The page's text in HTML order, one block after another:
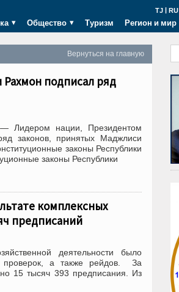
TJ | RU
Общество Туризм Регион и мир
Вернуться на главную
подписал ряд
Лидером нации, Президентом
законов, принятых Маджлиси
законы Республики
законы Республики
комплексных
предписаний
деятельности было
проверок, а также рейдов. За
15 тысяч 393 предписания. Из